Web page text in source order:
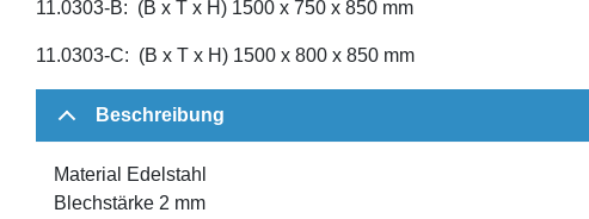
11.0303-B: (B x T x H) 1500 x 750 x 850 mm
11.0303-C: (B x T x H) 1500 x 800 x 850 mm
Beschreibung
Material Edelstahl
Blechstärke 2 mm